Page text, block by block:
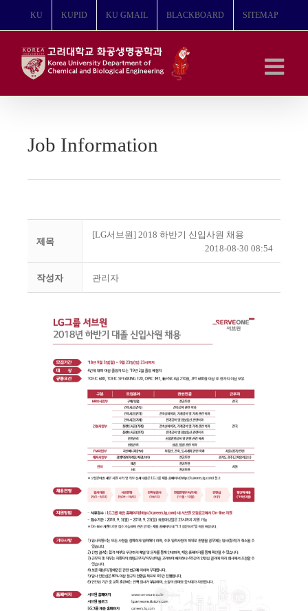
뛰
KU KUPID KU GMAIL BLACKBOARD SITEMAP
Job Information
제목
[LG서브원] 2018 하반기 신입사원 채용
2018-08-30 08:54
작성자 관리자